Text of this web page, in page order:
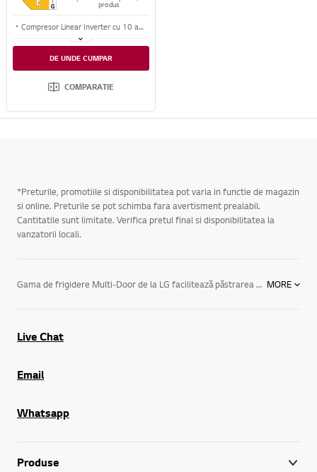
produs
Compresor Linear Inverter cu 10 ani garantie
Conectivitate WI-FI prin aplicatia ThinQ
Smart Ice Plus
DE UNDE CUMPAR
COMPARATIE
*Preturile, promotiile si disponibilitatea pot varia in functie de magazin
si online. Preturile se pot schimba fara avertisment prealabil.
Cantitatile sunt limitate. Verifica pretul final si disponibilitatea la
vanzatorii locali.
Gama de frigidere Multi-Door de la LG facilitează păstrarea unei temperaturi optime în interior, fără pierderi de aer rece și oferă accesul rapid prin intermediul ușilor multiple. Frigiderele cu 3 sau 4 uși Door-in-Door oferă posibilitatea de a păstra alimentele în cadrul unui spațiu mărit cu aproximativ 9% față de frigiderele convenționale, iar sistemele unice de purificare Pure N Fresh asigură distribuirea aerului în mod uniform, pe trei niveluri diferite. Modelele dotate cu sistemul inovativ INSTAVIEW™ îți oferă posibilitatea ca printr-o singură atingere să poți vizualiza în interiorul frigiderului, fără a-l deschide.Economiseste energie si pastreaza alimentele in compartimentele special concepute, la o temperatura optima tot timpul. MORE
Live Chat
Email
Whatsapp
Produse